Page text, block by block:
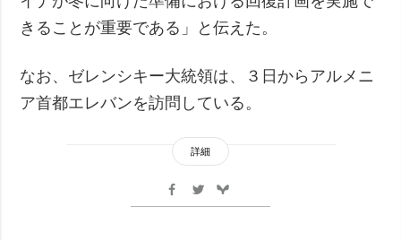
きることが重要である」と伝えた。
なお、ゼレンシキー大統領は、３日からアルメニ
ア首都エレバンを訪問している。
詳細